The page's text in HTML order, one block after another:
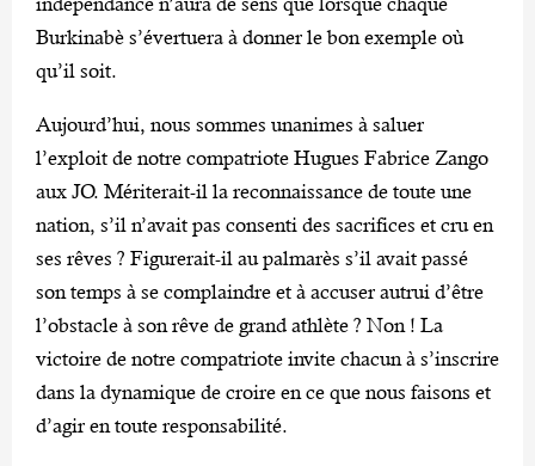
Burkinabè s’évertuera à donner le bon exemple où
qu’il soit.
Aujourd’hui, nous sommes unanimes à saluer
l’exploit de notre compatriote Hugues Fabrice Zango
aux JO. Mériterait-il la reconnaissance de toute une
nation, s’il n’avait pas consenti des sacrifices et cru en
ses rêves ? Figurerait-il au palmarès s’il avait passé
son temps à se complaindre et à accuser autrui d’être
l’obstacle à son rêve de grand athlète ? Non ! La
victoire de notre compatriote invite chacun à s’inscrire
dans la dynamique de croire en ce que nous faisons et
d’agir en toute responsabilité.